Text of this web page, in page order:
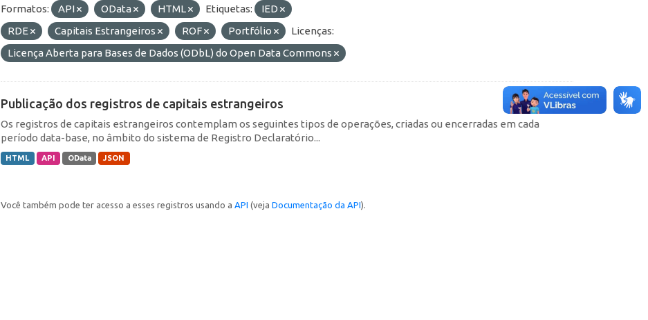
Formatos: API OData HTML Etiquetas:
IED
RDE
Capitais Estrangeiros ROF Portfólio
Licenças:
Licença Aberta para Bases de Dados (ODbL) do Open Data Commons
Publicação dos registros de capitais estrangeiros
Os registros de capitais estrangeiros contemplam os seguintes tipos de operações, criadas ou encerradas em cada
período data-base, no âmbito do sistema de Registro Declaratório...
HTML API OData JSON
Você também pode ter acesso a esses registros usando a API (veja Documentação da API).